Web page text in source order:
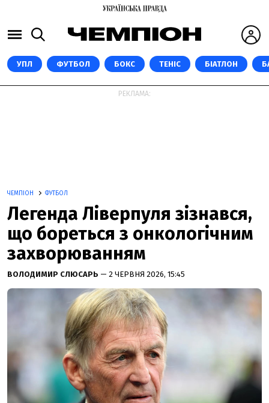
УПЛ ФУТБОЛ БОКС ТЕНІС БІАТЛОН
РЕКЛАМА:
ЧЕМПІОН ФУТБОЛ
Легенда Ліверпуля зізнався,
що бореться з онкологічним
захворюванням
ВОЛОДИМИР СЛЮСАРЬ — 2 ЧЕРВНЯ 2026, 15:45